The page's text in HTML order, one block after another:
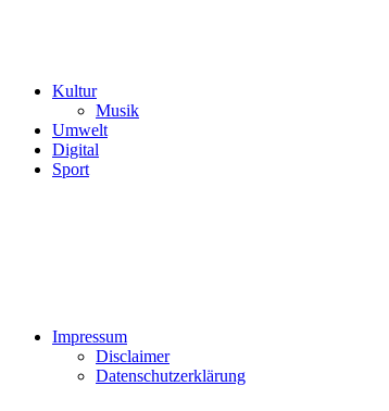
Kultur
Musik
Umwelt
Digital
Sport
Impressum
Disclaimer
Datenschutzerklärung